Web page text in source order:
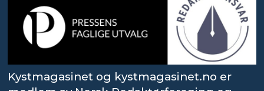
Kystmagasinet og kystmagasinet.no er